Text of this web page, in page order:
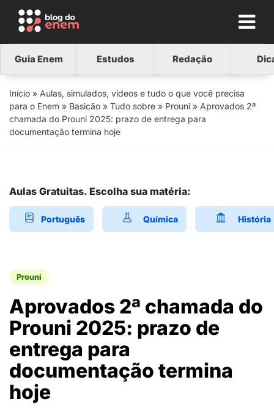
Guia Enem Estudos Redação
Início » Aulas, simulados, vídeos e tudo o que você precisa
para o Enem » Basicão » Tudo sobre » Prouni » Aprovados 2ª
chamada do Prouni 2025: prazo de entrega para
documentação termina hoje
Aulas Gratuitas. Escolha sua matéria:
Português Química História
Prouni
Aprovados 2ª chamada do
Prouni 2025: prazo de
entrega para
documentação termina
hoje